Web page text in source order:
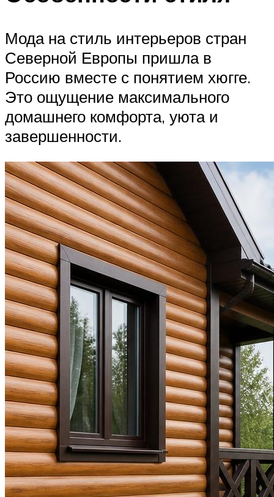
Мода на стиль интерьеров стран
Северной Европы пришла в
Россию вместе с понятием хюгге.
Это ощущение максимального
домашнего комфорта, уюта и
завершенности.